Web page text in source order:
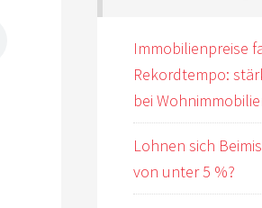
Immobilienpreise
Rekordtempo:
bei
Lohnen sich
von unter 5 %?